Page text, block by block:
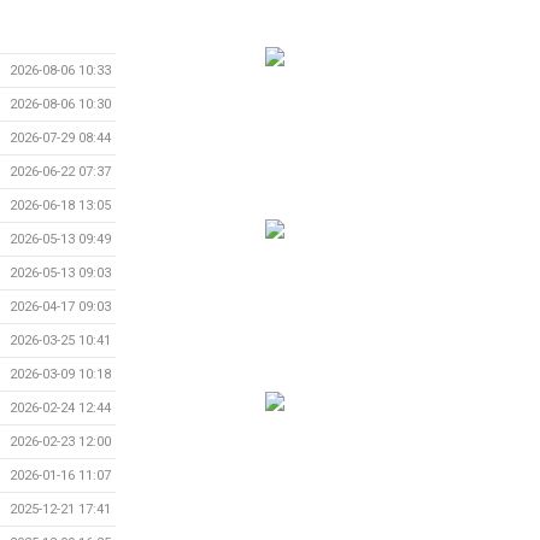
2026-08-06 10:33
2026-08-06 10:30
2026-07-29 08:44
2026-06-22 07:37
2026-06-18 13:05
2026-05-13 09:49
2026-05-13 09:03
2026-04-17 09:03
2026-03-25 10:41
2026-03-09 10:18
2026-02-24 12:44
2026-02-23 12:00
2026-01-16 11:07
2025-12-21 17:41